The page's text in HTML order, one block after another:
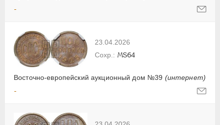
-
23.04.2026
Восточно-европейский аукционный дом №39 (интернет)
MS64
-